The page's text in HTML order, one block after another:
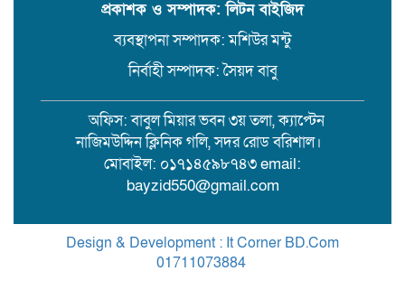
বরিশাল সংস্কৃতিকেন্দ্রের ৩৬ জুলাই
সেমিনার
পরিবর্তনের প্রতিশ্রুতি থেকে রাজনৈতিক
অস্থিরতা: কোথায় যাচ্ছে বাংলাদেশ?
ওপর হামলা, জেলা সাংবাদিক ইউনিয়নের
নিন্দা
প্রকাশক ও সম্পাদক: লিটন বাইজিদ
ব্যবস্থাপনা সম্পাদক: মশিউর মন্টু
নির্বাহী সম্পাদক: সৈয়দ বাবু
অফিস: বাবুল মিয়ার ভবন ৩য় তলা, ক্যাপ্টেন
নাজিমউদ্দিন ক্লিনিক গলি, সদর রোড বরিশাল।
মোবাইল: ০১৭১৪৫৯৮৭৪৩ email:
bayzid550@gmail.com
Design & Development : It Corner BD.Com
01711073884